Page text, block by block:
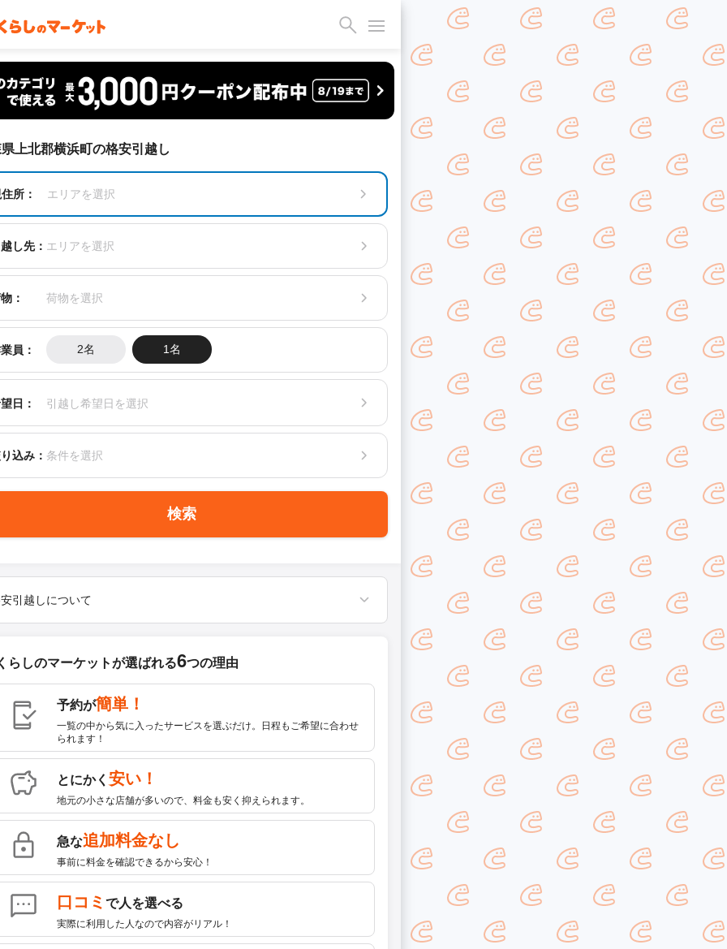
上北郡横浜町の格安引越し
所： エリアを選択
し先： エリアを選択
： 荷物を選択
員： 2名 1名
日： 引越し希望日を選択
込み： 条件を選択
検索
引越しについて
らしのマーケットが選ばれる6つの理由
予約が簡単！
一覧の中から気に入ったサービスを選ぶだけ。日程もご希望に合わせ
られます！
とにかく安い！
地元の小さな店舗が多いので、料金も安く抑えられます。
急な追加料金なし
事前に料金を確認できるから安心！
口コミで人を選べる
実際に利用した人なので内容がリアル！